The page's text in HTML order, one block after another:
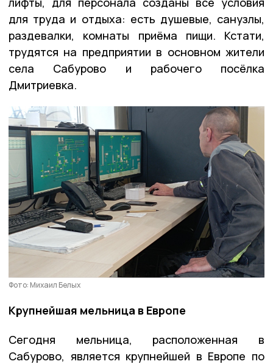
для труда и отдыха: есть душевые, санузлы,
раздевалки, комнаты приёма пищи. Кстати,
трудятся на предприятии в основном жители
села Сабурово и рабочего посёлка
Дмитриевка.
Фото: Михаил Белых
Крупнейшая мельница в Европе
Сегодня мельница, расположенная в
Сабурово, является крупнейшей в Европе по